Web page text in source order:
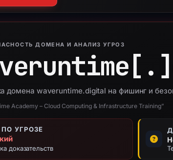
ДОМЕНА И АНАЛИЗ УГРОЗ
домена waveruntime.digital на фишинг и
Academy – Cloud Computing & Infrastructure Training”
УГРОЗЕ
доказательств